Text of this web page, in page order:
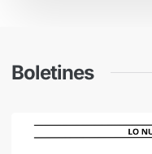
Boletines